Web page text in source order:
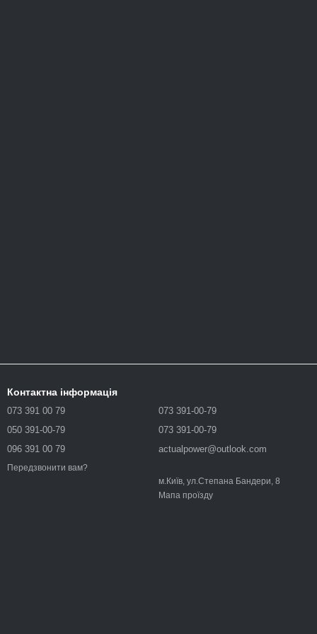
Контактна інформація
073 391 00 79
050 391-00-79
096 391 00 79
Передзвонити вам?
073 391-00-79
073 391-00-79
actualpower@outlook.com
м.Київ, ул.Степана Бандери, 8
Мапа проїзду